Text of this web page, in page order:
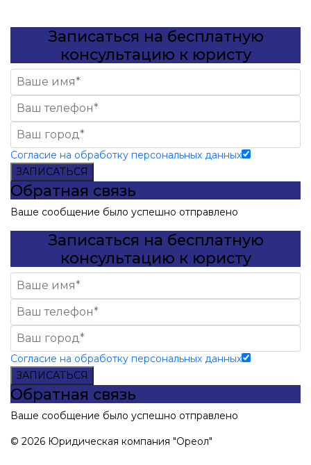
Записаться на бесплатную
консультацию к юристу
Согласие на обработку персональных данных
ЗАПИСАТЬСЯ
Обратная связь
Ваше сообщение было успешно отправлено
Записаться на бесплатную
консультацию к юристу
Согласие на обработку персональных данных
ЗАПИСАТЬСЯ
Обратная связь
Ваше сообщение было успешно отправлено
© 2026 Юридическая компания "Ореол"